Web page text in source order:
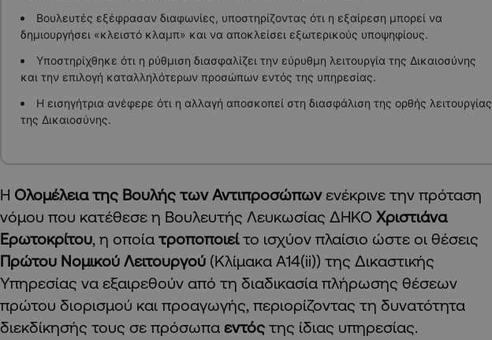
Βουλευτές εξέφρασαν διαφωνίες, υποστηρίζοντας ότι η εξαίρεση μπορεί να
δημιουργήσει «κλειστό κλαμπ» και να αποκλείσει εξωτερικούς υποψηφίους.
Υποστηρίχθηκε ότι η ρύθμιση διασφαλίζει την εύρυθμη λειτουργία της Δικαιοσύνης
και την επιλογή καταλληλότερων προσώπων εντός της υπηρεσίας.
Η εισηγήτρια ανέφερε ότι η αλλαγή αποσκοπεί στη διασφάλιση της ορθής λειτουργίας
της Δικαιοσύνης.
Η Ολομέλεια της Βουλής των Αντιπροσώπωνενέκρινε την πρόταση
νόμου που κατέθεσε η Βουλευτής Λευκωσίας ΔΗΚΟ Χριστιάνα
Ερωτοκρίτου, η οποία τροποποιείτο ισχύον πλαίσιο ώστε οι θέσεις
Πρώτου Νομικού Λειτουργού (Κλίμακα Α14(ii)) της Δικαστικής
Υπηρεσίας να εξαιρεθούν από τη διαδικασία πλήρωσης θέσεων
πρώτου διορισμού και προαγωγής, περιορίζοντας τη δυνατότητα
διεκδίκησής τους σε πρόσωπα εντός της ίδιας υπηρεσίας.